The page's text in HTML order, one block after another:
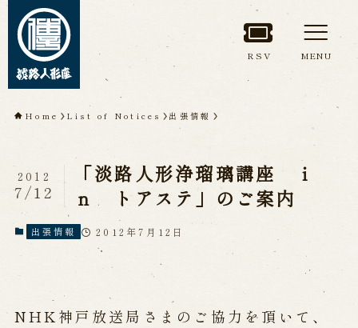
TOP
About Awaji
Ningyoza(Awaji Puppet
Theater)
About ’Awaji Ningyoza'
Living National Treasure, the late
Master Tsuruzawa Tomoji
Origin of the Awaji Ningyoza
People trained at the Awaji
Ningyoza
RSV MENU
Home List of Notices 出張情報
「淡路人形浄瑠璃講座 ｉ
ｎ トアステ」のご案内
2012
7/12
出張情報 2012年7月12日
NHK神戸放送局さまのご協力を頂いて、